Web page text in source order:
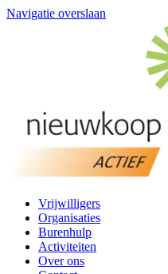
Navigatie overslaan
Vrijwilligers
Organisaties
Burenhulp
Activiteiten
Over ons